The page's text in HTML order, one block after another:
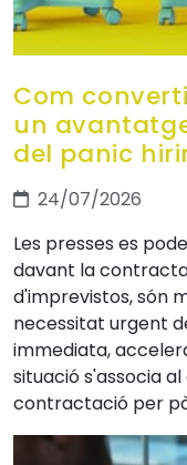
Com
un
del panic
24/07/2026
Les presses es
davant la
d'imprevistos, són
necessitat urgent
immediata,
situació s'associa
contractació per